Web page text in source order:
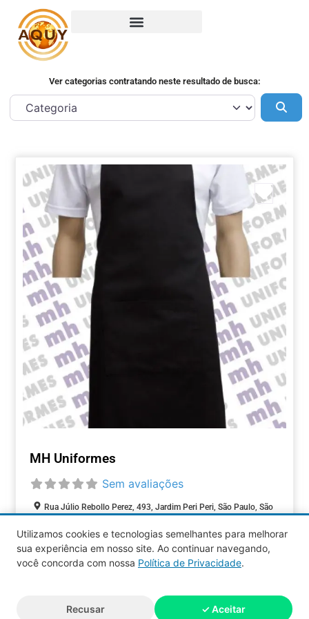
Ver categorias contratando neste resultado de busca:
MH Uniformes
Sem avaliações
Rua Júlio Rebollo Perez, 493, Jardim Peri Peri, São Paulo, São
COMÉRCIOS
reservados.
Utilizamos cookies e tecnologias semelhantes para melhorar
sua experiência em nosso site. Ao continuar navegando,
você concorda com nossa Política de Privacidade.
Recusar ✓ Aceitar